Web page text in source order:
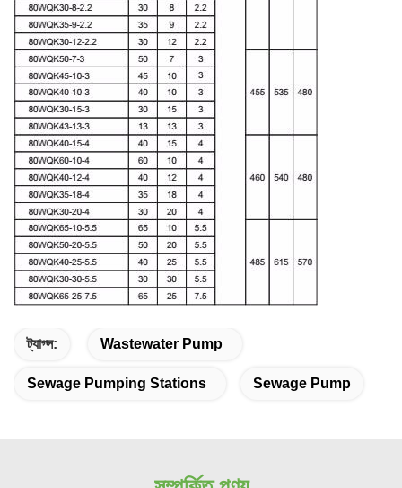
ট্যাগ্স: Wastewater Pump
Sewage Pumping Stations Sewage Pump